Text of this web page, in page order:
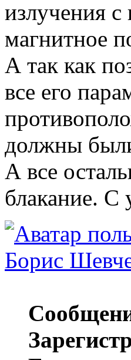
излучения
магнитное
А так как
все его
должны
А все
блакание. С
Борис